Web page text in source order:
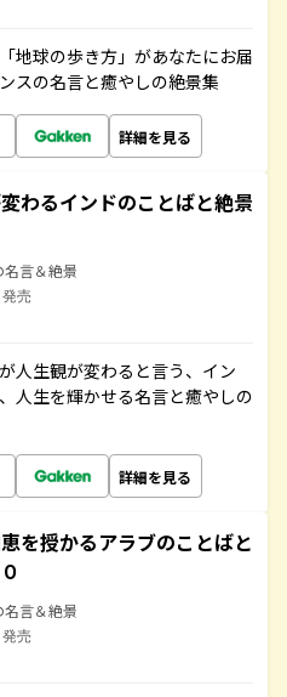
地球の歩き方」があなたにお届
スの名言と癒やしの絶景集
詳細を見る
わるインドのことばと絶景
名言＆絶景
売
人生観が変わると言う、イン
人生を輝かせる名言と癒やしの
詳細を見る
を授かるアラブのことばと
名言＆絶景
売